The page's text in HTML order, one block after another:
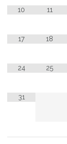
10 11
17 18
24 25
31